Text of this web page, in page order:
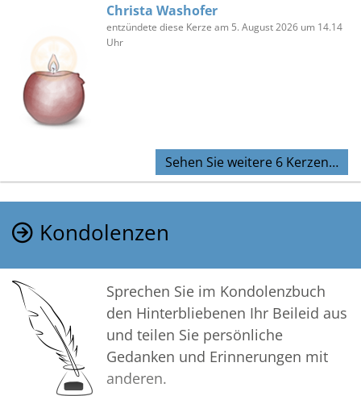
Christa Washofer
entzündete diese Kerze am 5. August 2026 um 14.14
Uhr
Sehen Sie weitere 6 Kerzen…
Kondolenzen
Sprechen Sie im Kondolenzbuch
den Hinterbliebenen Ihr Beileid aus
und teilen Sie persönliche
Gedanken und Erinnerungen mit
anderen.